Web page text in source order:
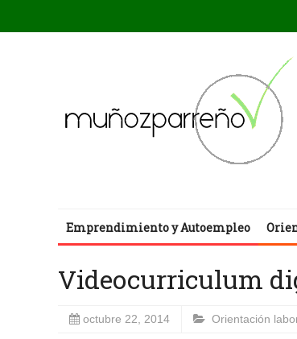
Emprendimiento y Autoempleo
Videocurriculum
octubre 22, 2014 Orientación